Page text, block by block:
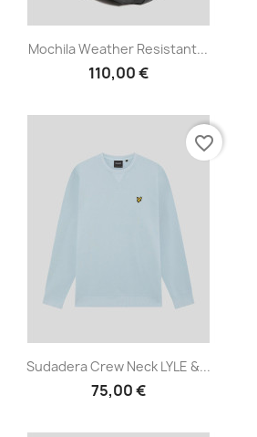
Vista rápida
Mochila Weather Resistant...
110,00 €
Vista rápida
Sudadera Crew Neck LYLE &...
75,00 €
favorite_border